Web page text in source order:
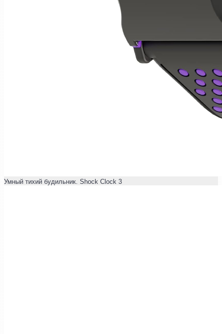
Умный тихий будильник. Shock Clock 3